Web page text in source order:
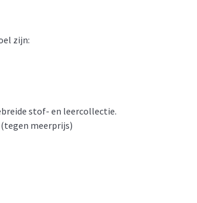
zijn:
stof- en leercollectie.
meerprijs)